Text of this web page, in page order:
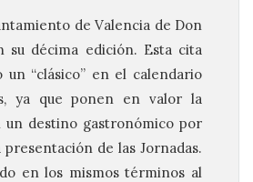
de Valencia de Don
su décima edición. Esta cita
“clásico” en el calendario
ya que ponen en valor la
un destino gastronómico por
de las Jornadas.
en los mismos términos al